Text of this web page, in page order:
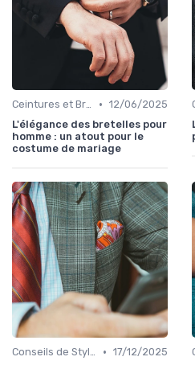
Ceintures et Bretelles • 12/06/2025
L'élégance des bretelles pour
homme : un atout pour le
costume de mariage
Conseils de Style et d'Accessoires • 17/12/2025